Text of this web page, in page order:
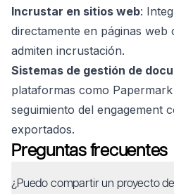
Incrustar en sitios web:
directamente en páginas web
admiten incrustación.
Sistemas de gestión de
plataformas como
seguimiento del engagement
exportados.
Preguntas frecuentes
¿Puedo compartir un proyecto